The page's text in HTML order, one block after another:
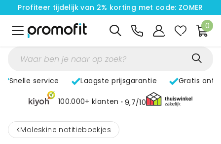
Profiteer tijdelijk van 2% korting met code: ZOMER
0
Snelle service Laagste prijsgarantie Gratis
100.000+ klanten 9,7/10
< Moleskine notitieboekjes